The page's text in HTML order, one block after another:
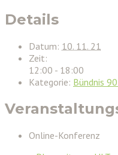
Details
Datum: 10. 11. 21
Zeit:
12:00 - 18:00
Kategorie: Bündnis
Online-Konferenz